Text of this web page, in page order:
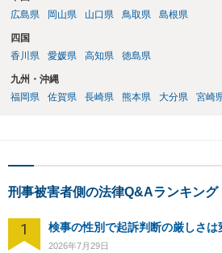
広島県
岡山県 山口県 鳥取県 島根県
四国
香川県
愛媛県 高知県 徳島県
九州・沖縄
福岡県
佐賀県 長崎県 熊本県 大分県 宮崎
刑事被害者側の法律Q&Aランキング
1 検事の性別で起訴判断の厳しさ
2026年7月29日